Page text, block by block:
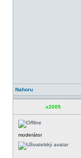
Nahoru
x2005
moderátor